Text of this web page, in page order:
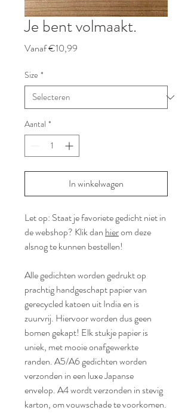
Je bent volmaakt.
Vanaf€10,99
Size *
Aantal *
In winkelwagen
Let op: Staat je favoriete gedicht niet in
de webshop? Klik dan hierom deze
alsnog te kunnen bestellen!
Alle gedichten worden gedrukt op
prachtig handgeschapt papier van
gerecycled katoen uit India en is
zuurvrij. Hiervoor worden dus geen
bomen gekapt! Elk stukje papier is
uniek, met mooie onafgewerkte
randen. A5/A6 gedichten worden
verzonden in een luxe Japanse
envelop. A4 wordt verzonden in stevig
karton, om vouwschade te voorkomen.